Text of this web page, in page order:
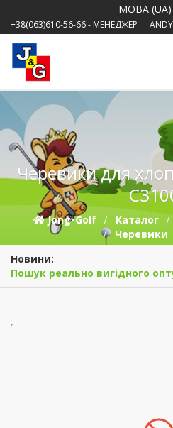
МОВА (UA)
+38(063)610-56-66- МЕНЕДЖЕР
Черевики для
Jong•Golf Каталог
Черевики
Новини:
Пошук реально вигідного